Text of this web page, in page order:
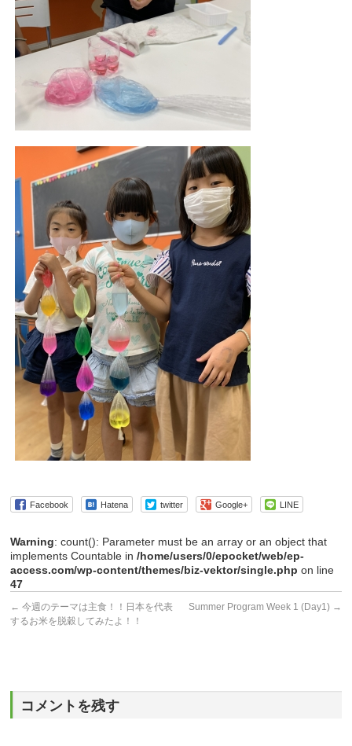
Facebook Hatena twitter Google+ LINE
Warning: count(): Parameter must be an array or an object that
implements Countable in/home/users/0/epocket/web/ep-
access.com/wp-content/themes/biz-vektor/single.php on line
47
← 今週のテーマは主食！！日本を代表
するお米を脱穀してみたよ！！
Summer Program Week 1 (Day1) →
コメントを残す